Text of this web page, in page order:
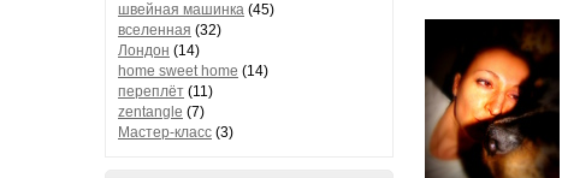
швейная машинка (45)
вселенная (32)
Лондон (14)
home sweet home (14)
переплёт (11)
zentangle (7)
Мастер-класс (3)